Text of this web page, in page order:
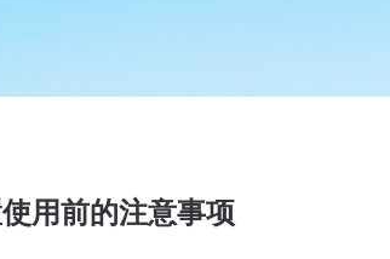
用前的注意事项